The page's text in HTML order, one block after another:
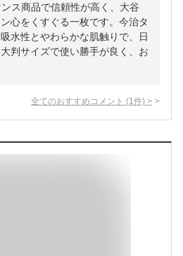
ス商品で信頼性が高く、大谷
心をくすぐる一枚です。今治タ
水性とやわらかな肌触りで、日
判サイズで使い勝手が良く、お
全てのおすすめコメント (1 件) >